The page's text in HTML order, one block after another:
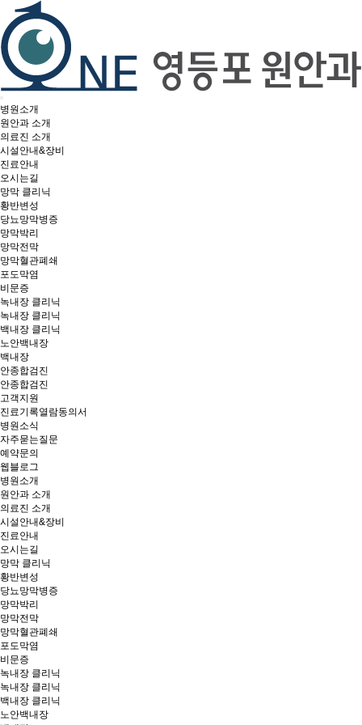
병원소개
원안과 소개
의료진 소개
시설안내&장비
진료안내
오시는길
망막 클리닉
황반변성
당뇨망막병증
망막박리
망막전막
망막혈관폐쇄
포도막염
비문증
녹내장 클리닉
녹내장 클리닉
백내장 클리닉
노안백내장
백내장
안종합검진
안종합검진
고객지원
진료기록열람동의서
병원소식
자주묻는질문
예약문의
웹블로그
병원소개
원안과 소개
의료진 소개
시설안내&장비
진료안내
오시는길
망막 클리닉
황반변성
당뇨망막병증
망막박리
망막전막
망막혈관폐쇄
포도막염
비문증
녹내장 클리닉
녹내장 클리닉
백내장 클리닉
노안백내장